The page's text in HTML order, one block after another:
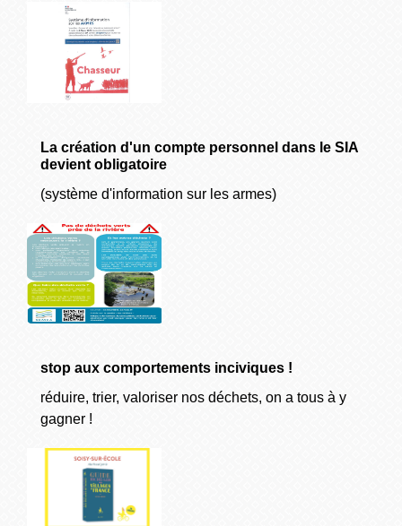
La création d'un compte personnel dans le SIA
devient obligatoire
(système d'information sur les armes)
stop aux comportements inciviques !
réduire, trier, valoriser nos déchets, on a tous à y
gagner !